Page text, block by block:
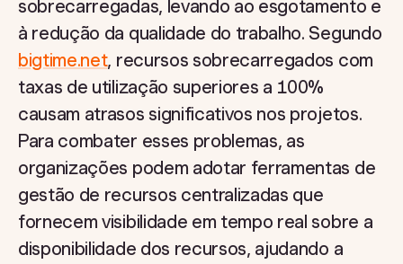
sobrecarregadas, levando ao esgotamento e
à redução da qualidade do trabalho. Segundo
bigtime.net, recursos sobrecarregados com
taxas de utilização superiores a 100%
causam atrasos significativos nos projetos.
Para combater esses problemas, as
organizações podem adotar ferramentas de
gestão de recursos centralizadas que
fornecem visibilidade em tempo real sobre a
disponibilidade dos recursos, ajudando a